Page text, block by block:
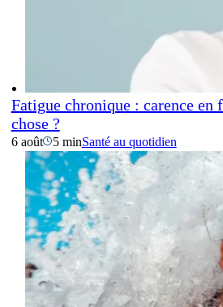
Fatigue chronique : carence en
chose ?
6 août 5 minSanté au quotidien